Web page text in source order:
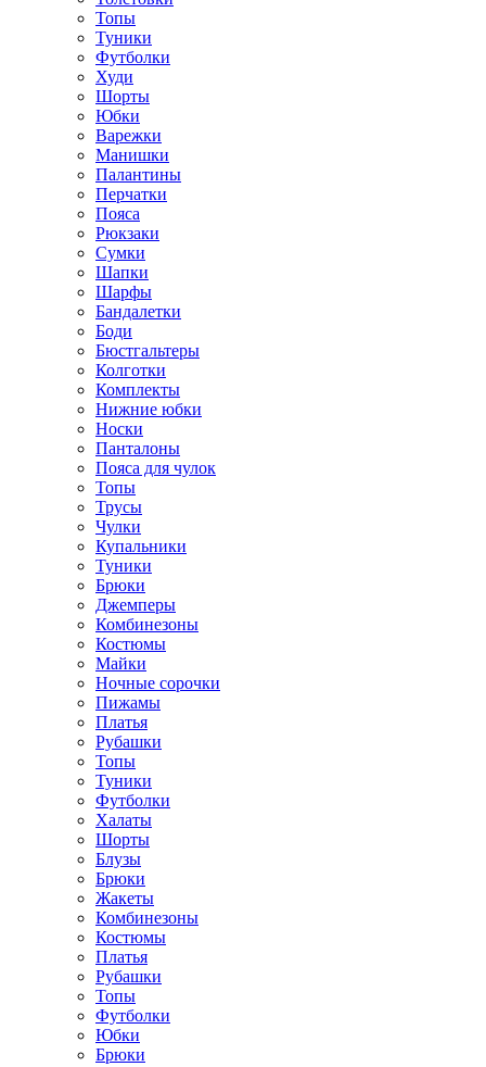
Топы
Туники
Футболки
Худи
Шорты
Юбки
Варежки
Манишки
Палантины
Перчатки
Пояса
Рюкзаки
Сумки
Шапки
Шарфы
Бандалетки
Боди
Бюстгальтеры
Колготки
Комплекты
Нижние юбки
Носки
Панталоны
Поясa для чулок
Топы
Трусы
Чулки
Купальники
Туники
Брюки
Джемперы
Комбинезоны
Костюмы
Майки
Ночные сорочки
Пижамы
Платья
Рубашки
Топы
Туники
Футболки
Халаты
Шорты
Блузы
Брюки
Жакеты
Комбинезоны
Костюмы
Платья
Рубашки
Топы
Футболки
Юбки
Брюки